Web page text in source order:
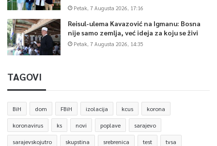
Petak, 7 Augusta 2026, 17:16
Reisul-ulema Kavazović na Igmanu: Bosna
nije samo zemlja, već ideja za koju se živi
Petak, 7 Augusta 2026, 14:35
TAGOVI
BiH dom FBiH izolacija kcus korona
koronavirus ks novi poplave sarajevo
sarajevskojutro skupstina srebrenica test tvsa